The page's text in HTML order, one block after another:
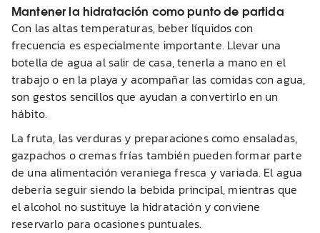
Mantener la hidratación como punto de partida
Con las altas temperaturas, beber líquidos con
frecuencia es especialmente importante. Llevar una
botella de agua al salir de casa, tenerla a mano en el
trabajo o en la playa y acompañar las comidas con agua,
son gestos sencillos que ayudan a convertirlo en un
hábito.
La fruta, las verduras y preparaciones como ensaladas,
gazpachos o cremas frías también pueden formar parte
de una alimentación veraniega fresca y variada. El agua
debería seguir siendo la bebida principal, mientras que
el alcohol no sustituye la hidratación y conviene
reservarlo para ocasiones puntuales.